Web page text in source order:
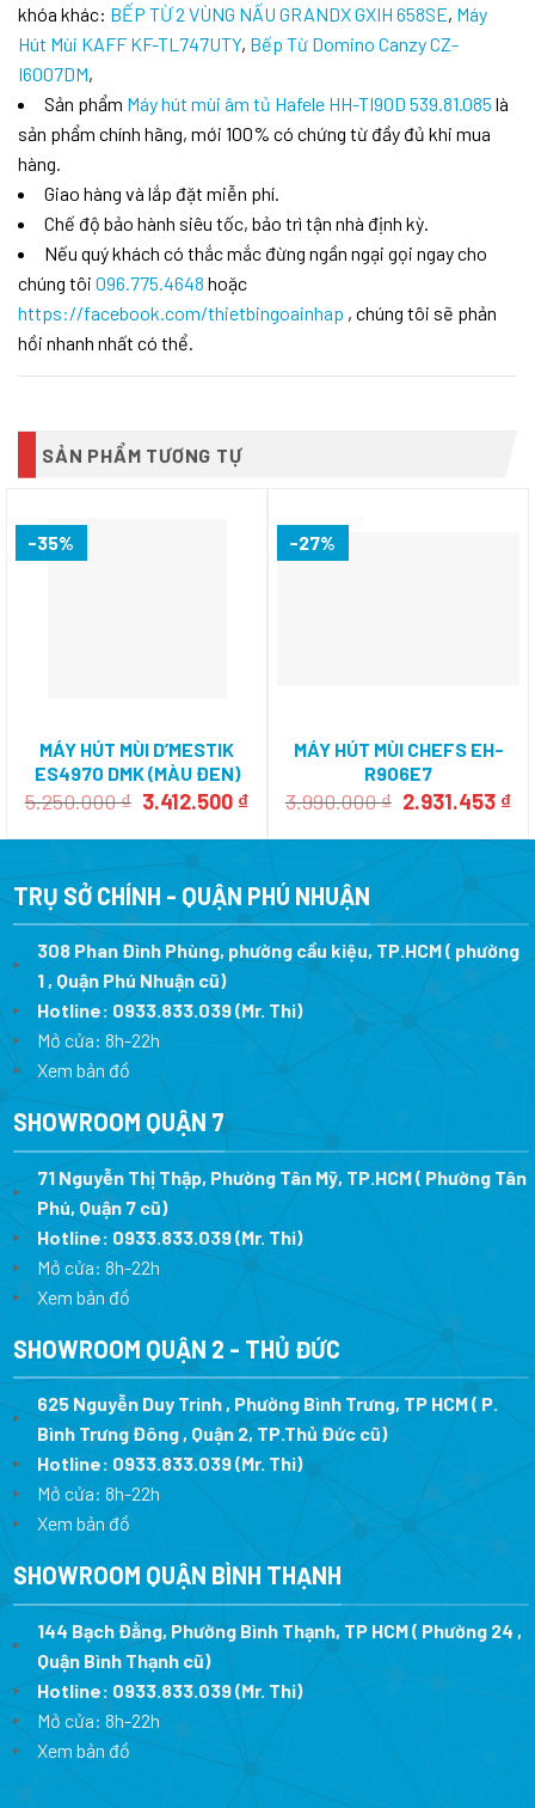
khóa khác: BẾP TỪ 2 VÙNG NẤU GRANDX GXIH 658SE, Máy
Hút Mùi KAFF KF-TL747UTY, Bếp Từ Domino Canzy CZ-
I6007DM,
Sản phẩm Máy hút mùi âm tủ Hafele HH-TI90D 539.81.085 là
sản phẩm chính hãng, mới 100% có chứng từ đầy đủ khi mua
hàng.
Giao hàng và lắp đặt miễn phí.
Chế độ bảo hành siêu tốc, bảo trì tận nhà định kỳ.
Nếu quý khách có thắc mắc đừng ngần ngại gọi ngay cho
chúng tôi 096.775.4648 hoặc
https://facebook.com/thietbingoainhap , chúng tôi sẽ phản
hồi nhanh nhất có thể.
SẢN PHẨM TƯƠNG TỰ
-35%
MÁY HÚT MÙI D’MESTIK
ES4970 DMK (MÀU ĐEN)
5.250.000₫ Giá
là:
3.412.500 ₫Giá
tại
3.412.500 ₫.
-27%
MÁY HÚT MÙI CHEFS EH-
R906E7
3.990.000₫ Giá
là:
2.931.453 ₫
tại
TRỤ SỞ CHÍNH - QUẬN PHÚ NHUẬN
308 Phan Đình Phùng, phường cầu kiệu, TP.HCM ( phường
1 , Quận Phú Nhuận cũ)
Hotline: 0933.833.039(Mr. Thi)
Mở cửa: 8h-22h
Xem bản đồ
SHOWROOM QUẬN 7
71 Nguyễn Thị Thập, Phường Tân Mỹ, TP.HCM ( Phường Tân
Phú, Quận 7 cũ)
Hotline: 0933.833.039(Mr. Thi)
Mở cửa: 8h-22h
Xem bản đồ
SHOWROOM QUẬN 2 - THỦ ĐỨC
625 Nguyễn Duy Trinh , Phường Bình Trưng, TP HCM ( P.
Bình Trưng Đông , Quận 2, TP.Thủ Đức cũ)
Hotline: 0933.833.039(Mr. Thi)
Mở cửa: 8h-22h
Xem bản đồ
SHOWROOM QUẬN BÌNH THẠNH
144 Bạch Đằng, Phường Bình Thạnh, TP HCM ( Phường 24 ,
Quận Bình Thạnh cũ)
Hotline: 0933.833.039(Mr. Thi)
Mở cửa: 8h-22h
Xem bản đồ